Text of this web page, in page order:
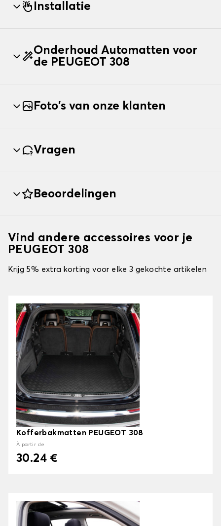
Installatie
Onderhoud Automatten voor
de PEUGEOT 308
Foto's van onze klanten
Vragen
Beoordelingen
Vind andere accessoires voor je
PEUGEOT 308
Krijg 5% extra korting voor elke 3 gekochte artikelen
Kofferbakmatten PEUGEOT 308
À partir de
30.24 €